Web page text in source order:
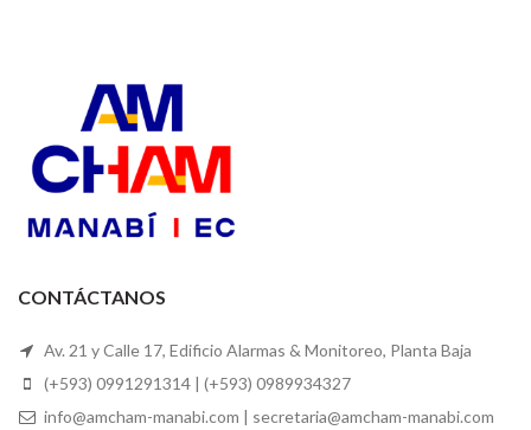
CONTÁCTANOS
Av. 21 y Calle 17, Edificio Alarmas & Monitoreo, Planta Baja
(+593) 0991291314 | (+593) 0989934327
info@amcham-manabi.com | secretaria@amcham-manabi.com